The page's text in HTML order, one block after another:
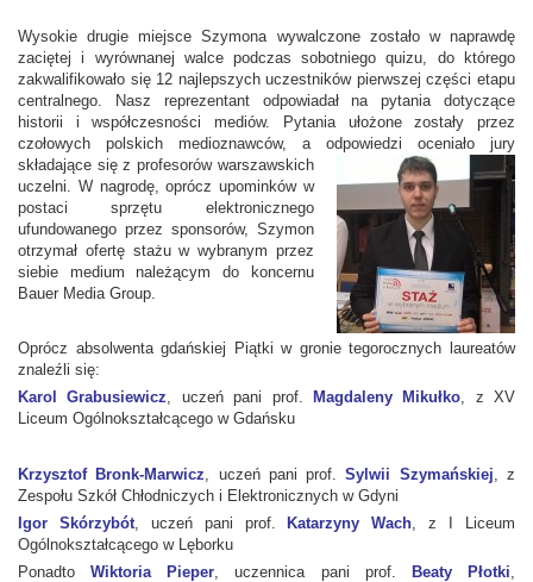
Wysokie drugie miejsce Szymona wywalczone zostało w naprawdę
zaciętej i wyrównanej walce podczas sobotniego quizu, do którego
zakwalifikowało się 12 najlepszych uczestników pierwszej części etapu
centralnego. Nasz reprezentant odpowiadał na pytania dotyczące
historii i współczesności mediów. Pytania ułożone zostały przez
czołowych polskich medioznawców, a odpowiedzi oceniało jury
składające się zprofesorów warszawskich
uczelni. W nagrodę, oprócz upominków w
postaci sprzętu elektronicznego
ufundowanego przez sponsorów, Szymon
otrzymał ofertę stażu w wybranym przez
siebie medium należącym do koncernu
Bauer Media Group.
Oprócz absolwenta gdańskiej Piątki w gronie tegorocznych laureatów
znaleźli się:
Karol Grabusiewicz, uczeń pani prof. Magdaleny Mikułko, z XV
Liceum Ogólnokształcącego w Gdańsku
Krzysztof Bronk-Marwicz , uczeń pani prof.Sylwii Szymańskiej , z
Zespołu Szkół Chłodniczych i Elektronicznych w Gdyni
Igor Skórzybót, uczeń pani prof. Katarzyny Wach , z I Liceum
Ogólnokształcącego w Lęborku
PonadtoWiktoria Pieper , uczennica pani prof. Beaty Płotki